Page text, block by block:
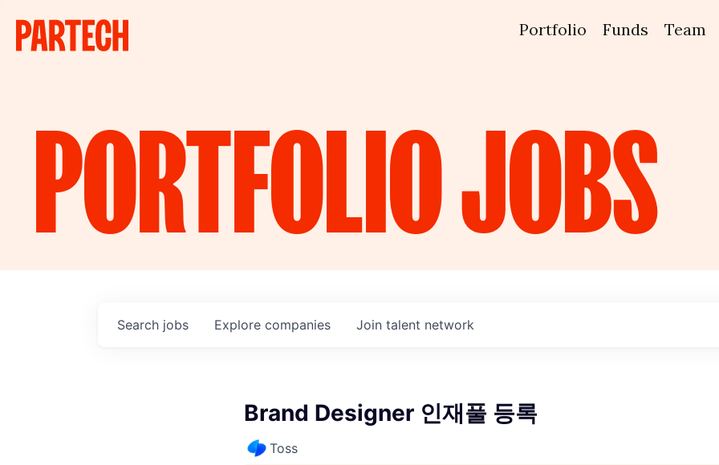
Portfolio Funds Team
PORTFOLIOJOBS
Search jobs Explore companies Join talent network
Brand Designer 인재풀 등록
Toss